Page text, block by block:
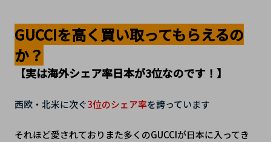
GUCCIを高く買い取ってもらえるの
か？
【実は海外シェア率日本が3位なのです！】
西欧・北米に次ぐ3位のシェア率を誇っています
それほど愛されておりまた多くのGUCCIが日本に入ってき